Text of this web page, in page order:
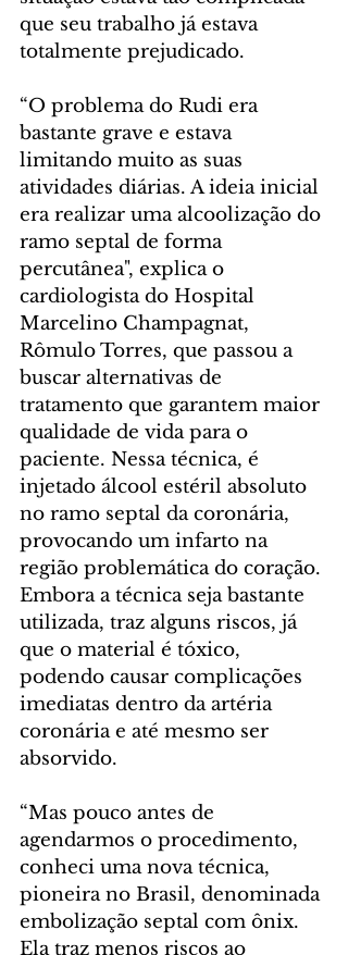
que seu trabalho já estava
totalmente prejudicado.
“O problema do Rudi era
bastante grave e estava
limitando muito as suas
atividades diárias. A ideia inicial
era realizar uma alcoolização do
ramo septal de forma
percutânea", explica o
cardiologista do Hospital
Marcelino Champagnat,
Rômulo Torres, que passou a
buscar alternativas de
tratamento que garantem maior
qualidade de vida para o
paciente. Nessa técnica, é
injetado álcool estéril absoluto
no ramo septal da coronária,
provocando um infarto na
região problemática do coração.
Embora a técnica seja bastante
utilizada, traz alguns riscos, já
que o material é tóxico,
podendo causar complicações
imediatas dentro da artéria
coronária e até mesmo ser
absorvido.
“Mas pouco antes de
agendarmos o procedimento,
conheci uma nova técnica,
pioneira no Brasil, denominada
embolização septal com ônix.
Ela traz menos riscos ao